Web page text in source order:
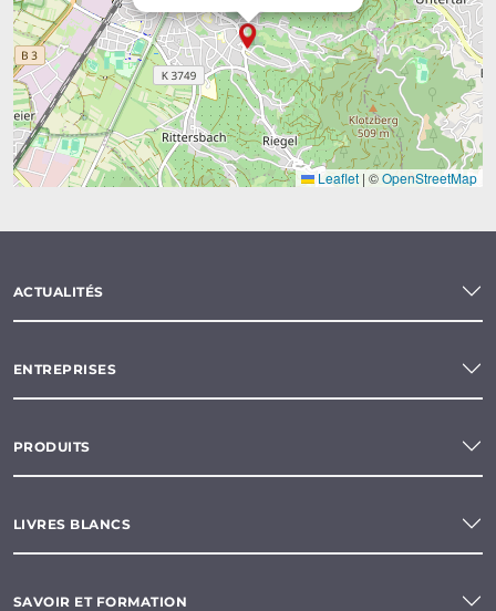
Leaflet | ©OpenStreetMap
ACTUALITÉS
ENTREPRISES
PRODUITS
LIVRES BLANCS
SAVOIR ET FORMATION